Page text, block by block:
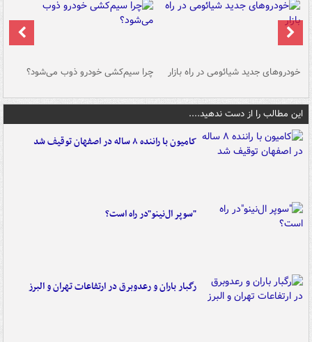
خودروهای جدید شیائومی در راه بازار چرا سیم‌کشی خودرو ذوب می‌شود؟
این مطالب را از دست ندهید....
کامیون با راننده ۸ ساله در اصفهان توقیف شد
"سوپر ال‌نینو"در راه است؟
رگبار باران و رعدوبرق در ارتفاعات تهران و البرز